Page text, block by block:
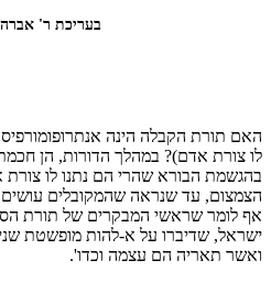
בעריכת ר'
האם תורת הקבלה הינה
לו צורת אדם)? במהלך הדורות, הן
בהגשמת הבורא שהרי הם נתנו לו
הצמצום, עד שנראה שהמקובלים
אף לומר שראשי המבקרים של תורת
ישראל, שדיברו על א-להות מופשטת
ואשר תאריה הם עצמה וכדו'.